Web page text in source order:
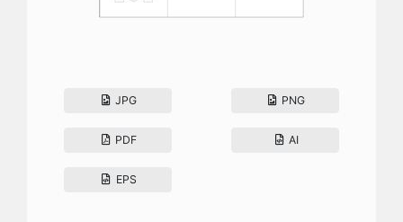
JPG PNG
PDF AI
EPS